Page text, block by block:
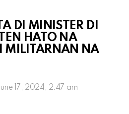
DI MINISTER DI
HATO NA
MILITARNAN NA
17, 2024, 2:47 am